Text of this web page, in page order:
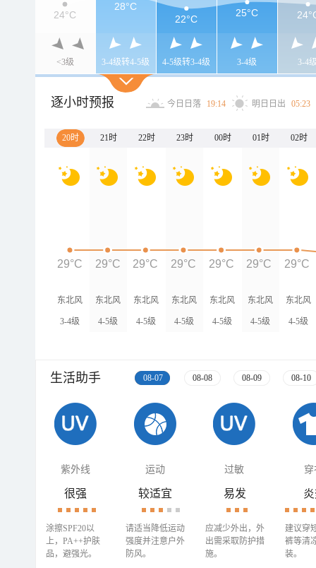
<3级 3-4级转4-5级 4-5级转3-4级 3-4级 3-4
24°C
28°C
22°C
25°C
逐小时预报 今日日落 19:14 明日日出 05:23
20时 21时 22时 23时 00时 01时 02时
东北风
3-4级
东北风
4-5级
东北风
4-5级
东北风
4-5级
东北风
4-5级
东北风
4-5级
东北风
4-5级
29°C 29°C 29°C 29°C 29°C 29°C 29°C
生活助手 08-07 08-08 08-09 08-10
紫外线 运动 过敏 穿
很强
涂擦SPF20以
上，PA++护肤
品，避强光。
较适宜
请适当降低运动
强度并注意户外
防风。
易发
应减少外出，外
出需采取防护措
施。
建议穿
裤等清
装。